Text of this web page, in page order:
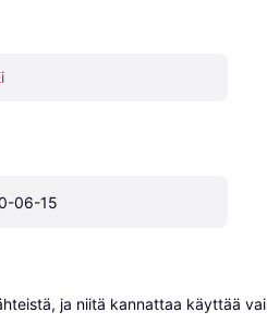
06-15
ja niitä kannattaa käyttää